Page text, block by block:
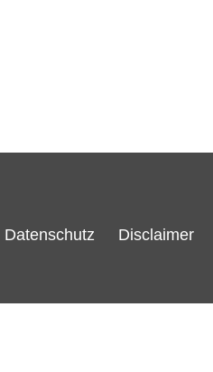
Datenschutz Disclaimer